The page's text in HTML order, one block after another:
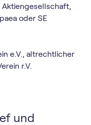
oder SE
e.V., altrechtlicher
r.V.
und